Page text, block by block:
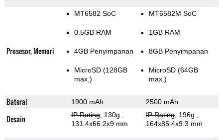
Prosesor, Memori
MT6582 SoC
0.5GB RAM
4GB Penyimpanan
MicroSD (128GB
max.)
MT6582M SoC
1GB RAM
8GB Penyimpanan
MicroSD (64GB
max.)
Baterai 1900 mAh 2500 mAh
Desain IP Rating, 130g
131.4x66.2x9 mm
IP Rating, 196g
164x85.4x9.3 mm